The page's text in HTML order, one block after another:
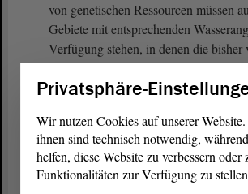
von genetischen Ressourcen müssen
Gebiete mit entsprechenden
Verfügung stehen, in denen die bisher
Nutz- und Kulturpflanzen, die sich
adaptiert hatten, auch langfristig
Es sind umgehend Modellprojekte zu
effizient und nachhaltige
und -systeme zu entwickeln, die
Privatsphäre-
Wir nutzen Cookies auf unserer
ihnen sind technisch notwendig,
helfen, diese Website zu verbessern oder
Funktionalitäten zur Verfügung zu